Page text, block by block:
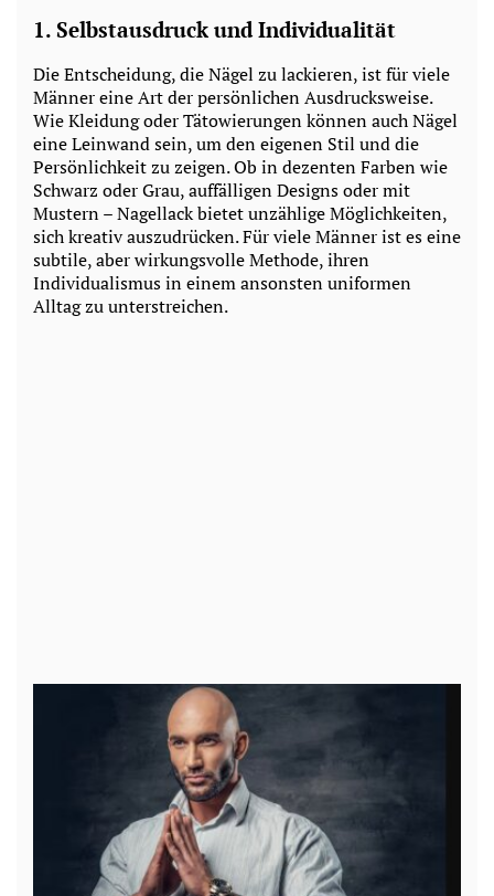
1. Selbstausdruck und Individualität
Die Entscheidung, die Nägel zu lackieren, ist für viele
Männer eine Art der persönlichen Ausdrucksweise.
Wie Kleidung oder Tätowierungen können auch Nägel
eine Leinwand sein, um den eigenen Stil und die
Persönlichkeit zu zeigen. Ob in dezenten Farben wie
Schwarz oder Grau, auffälligen Designs oder mit
Mustern – Nagellack bietet unzählige Möglichkeiten,
sich kreativ auszudrücken. Für viele Männer ist es eine
subtile, aber wirkungsvolle Methode, ihren
Individualismus in einem ansonsten uniformen
Alltag zu unterstreichen.